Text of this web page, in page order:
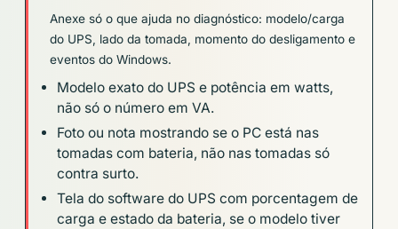
Anexe só o que ajuda no diagnóstico: modelo/carga
do UPS, lado da tomada, momento do desligamento e
eventos do Windows.
Modelo exato do UPS e potência em watts,
não só o número em VA.
Foto ou nota mostrando se o PC está nas
tomadas com bateria, não nas tomadas só
contra surto.
Tela do software do UPS com porcentagem de
carga e estado da bateria, se o modelo tiver